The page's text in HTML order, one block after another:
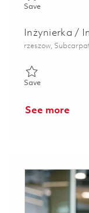
SaveSave
Inżynierka /
Location
rzeszow,
SaveSave
See more